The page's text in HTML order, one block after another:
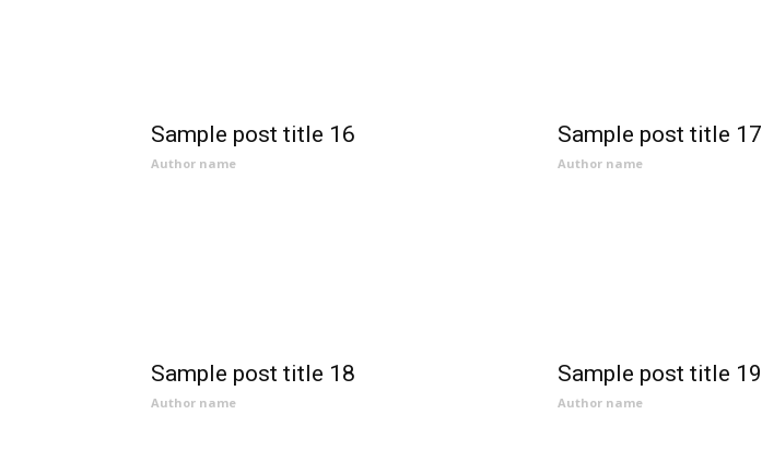
Sample post title 16
Author name
Sample post title 17
Author name
Sample post title 18
Author name
Sample post title 19
Author name